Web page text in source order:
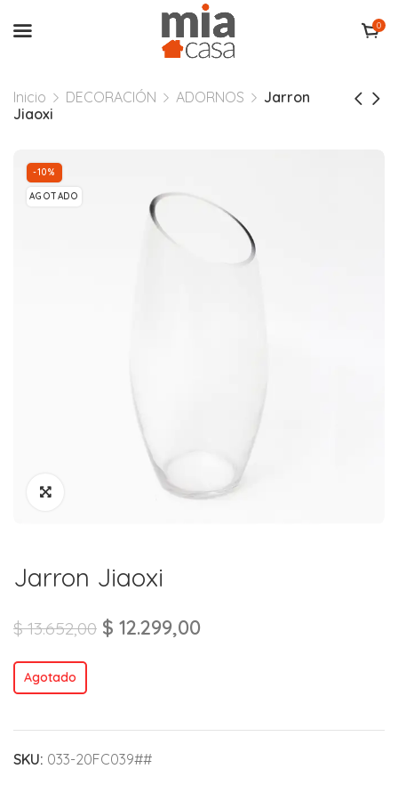
0
Inicio DECORACIÓN ADORNOS
Jarron
Jiaoxi
-10%
AGOTADO
Jarron Jiaoxi
$13.652,00 $ 12.299,00
Agotado
SKU: 033-20FC039##